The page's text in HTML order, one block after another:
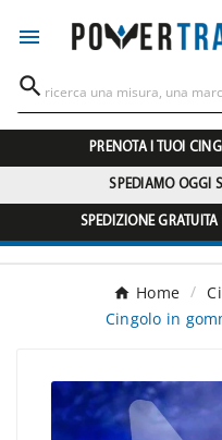


PRENOTA I TUOI
SPEDIAMO OGGI
SPEDIZIONE
Home
Cingolo in